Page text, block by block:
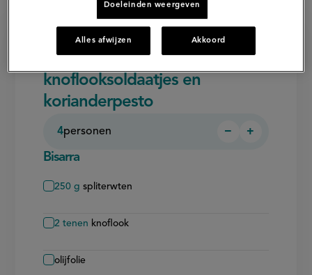
Ingrediënten voor bissara met
knoflooksoldaatjes en
korianderpesto
4personen
Persoon
−
Persoon
+
Bisarra
250 g spliterwten
2 tenen knoflook
olijfolie
Doeleinden weergeven
Alles afwijzen Akkoord